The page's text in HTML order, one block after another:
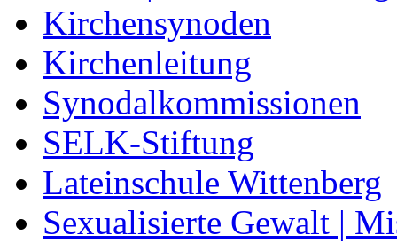
Kirchensynoden
Kirchenleitung
Synodalkommissionen
SELK-Stiftung
Lateinschule Wittenberg
Sexualisierte Gewalt |